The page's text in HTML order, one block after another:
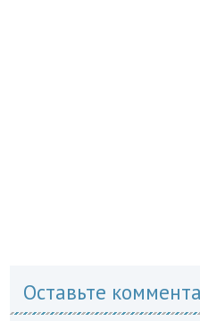
Оставьте